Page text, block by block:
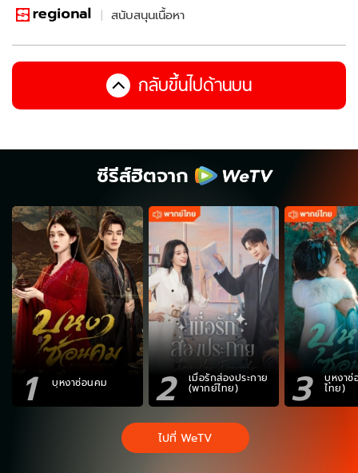
สนับสนุนเนื้อหา
กลับขึ้นไปด้านบน
ซีรีส์ฮิตจาก
1 บุหงาซ่อนคม 2 เมื่อรักส่องประกาย
(พากย์ไทย) 3 บุหงา
ไทย)
ไปที่ WeTV